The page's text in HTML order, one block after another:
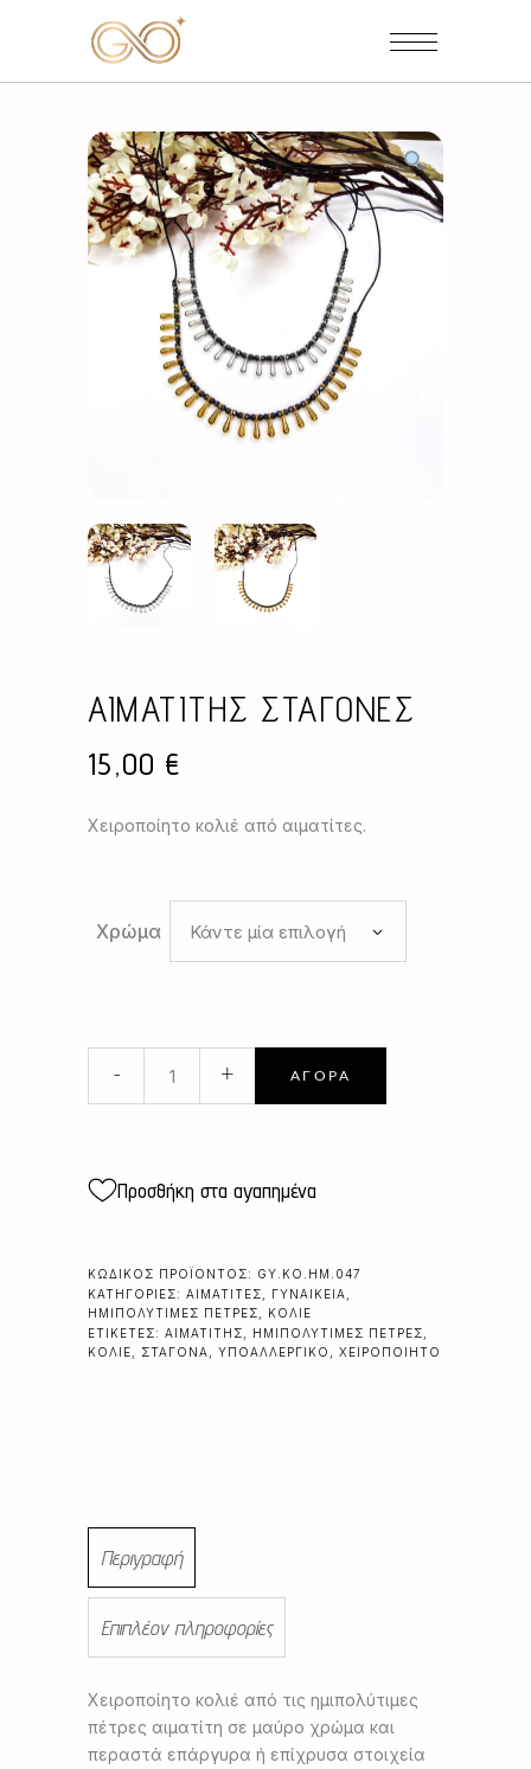
ΑΙΜΑΤΙΤΗΣ ΣΤΑΓΟΝΕΣ
15,00 €
Χειροποίητο κολιέ από αιματίτες.
Χρώμα Κάντε μία επιλογή
ΣΤΑΓΟΝΕΣ
- + ΑΓΟΡΆ
Προσθήκη στα αγαπημένα
ΚΩΔΙΚΌΣ ΠΡΟΪΌΝΤΟΣ: GY.KO.HM.047
ΚΑΤΗΓΟΡΊΕΣ: ΑΙΜΑΤΊΤΕΣ ΓΥΝΑΙΚΕΊΑ
ΗΜΙΠΟΛΎΤΙΜΕΣ ΠΈΤΡΕΣ
ΚΟΛΙΈ
ΕΤΙΚΈΤΕΣ: ΑΙΜΑΤΊΤΗΣ ΗΜΙΠΟΛΎΤΙΜΕΣ ΠΈΤΡΕΣ
ΚΟΛΙΈ
ΣΤΑΓΌΝΑ ΥΠΟΑΛΛΕΡΓΙΚΌ ΧΕΙΡΟΠΟΊΗΤΟ
Περιγραφή
Επιπλέον πληροφορίες
Χειροποίητο κολιέ από τις ημιπολύτιμες
πέτρες αιματίτη σε μαύρο χρώμα και
περαστά επάργυρα ή επίχρυσα στοιχεία